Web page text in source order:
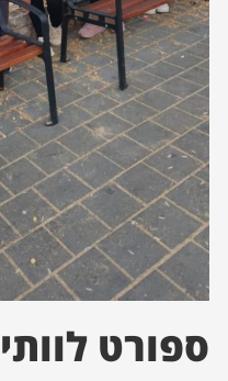
מסע מלחמה
השבוע
מקומית
עסקים
ספורט